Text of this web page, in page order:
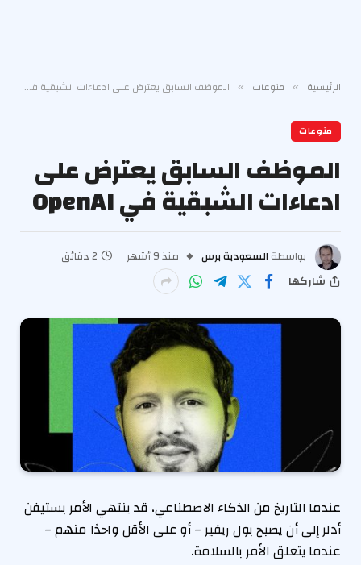
الرئيسية » منوعات » الموظف السابق يعترض على ادعاءات الشبقية في OpenAI
منوعات
الموظف السابق يعترض على
ادعاءات الشبقية في OpenAI
بواسطة السعودية برس منذ 9 أشهر
2 دقائق
شاركها
عندما التاريخمن الذكاء الاصطناعي، قد ينتهي الأمر بستيفن
أدلر إلى أن يصبح بول ريفير – أو على الأقل واحدًا منهم –
عندما يتعلق الأمر بالسلامة.